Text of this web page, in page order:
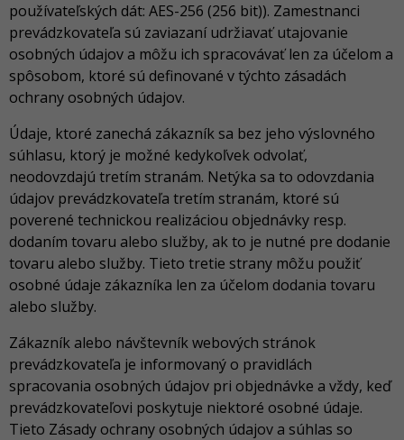
používateľských dát: AES-256 (256 bit)). Zamestnanci
prevádzkovateľa sú zaviazaní udržiavať utajovanie
osobných údajov a môžu ich spracovávať len za účelom a
spôsobom, ktoré sú definované v týchto zásadách
ochrany osobných údajov.
Údaje, ktoré zanechá zákazník sa bez jeho výslovného
súhlasu, ktorý je možné kedykoľvek odvolať,
neodovzdajú tretím stranám. Netýka sa to odovzdania
údajov prevádzkovateľa tretím stranám, ktoré sú
poverené technickou realizáciou objednávky resp.
dodaním tovaru alebo služby, ak to je nutné pre dodanie
tovaru alebo služby. Tieto tretie strany môžu použiť
osobné údaje zákazníka len za účelom dodania tovaru
alebo služby.
Zákazník alebo návštevník webových stránok
prevádzkovateľa je informovaný o pravidlách
spracovania osobných údajov pri objednávke a vždy, keď
prevádzkovateľovi poskytuje niektoré osobné údaje.
Tieto Zásady ochrany osobných údajov a súhlas so